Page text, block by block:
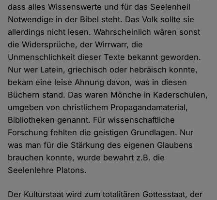
dass alles Wissenswerte und für das Seelenheil
Notwendige in der Bibel steht. Das Volk sollte sie
allerdings nicht lesen. Wahrscheinlich wären sonst
die Widersprüche, der Wirrwarr, die
Unmenschlichkeit dieser Texte bekannt geworden.
Nur wer Latein, griechisch oder hebräisch konnte,
bekam eine leise Ahnung davon, was in diesen
Büchern stand. Das waren Mönche in Kaderschulen,
umgeben von christlichem Propagandamaterial,
Bibliotheken genannt. Für wissenschaftliche
Forschung fehlten die geistigen Grundlagen. Nur
was man für die Stärkung des eigenen Glaubens
brauchen konnte, wurde bewahrt z.B. die
Seelenlehre Platons.
Der Kulturstaat wird zum totalitären Gottesstaat, der